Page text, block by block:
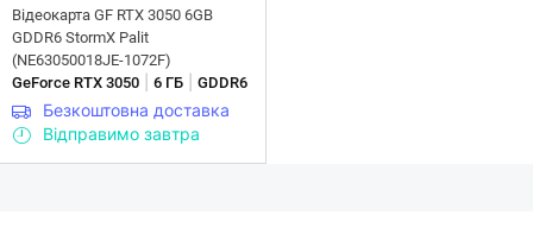
Відеокарта GF RTX 3050 6GB
GDDR6 StormX Palit
(NE63050018JE-1072F)
GeForce RTX 3050
6 ГБ GDDR6
Безкоштовна доставка
Відправимо завтра